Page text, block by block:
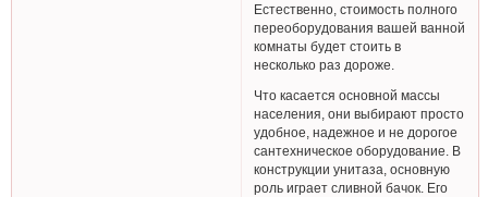
Естественно, стоимость полного
переоборудования вашей ванной
комнаты будет стоить в
несколько раз дороже.
Что касается основной массы
населения, они выбирают просто
удобное, надежное и не дорогое
сантехническое оборудование. В
конструкции унитаза, основную
роль играет сливной бачок. Его